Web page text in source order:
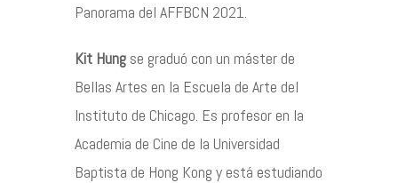
Panorama del AFFBCN 2021.
Kit Hung se graduó con un máster de
Bellas Artes en la Escuela de Arte del
Instituto de Chicago. Es profesor en la
Academia de Cine de la Universidad
Baptista de Hong Kong y está estudiando